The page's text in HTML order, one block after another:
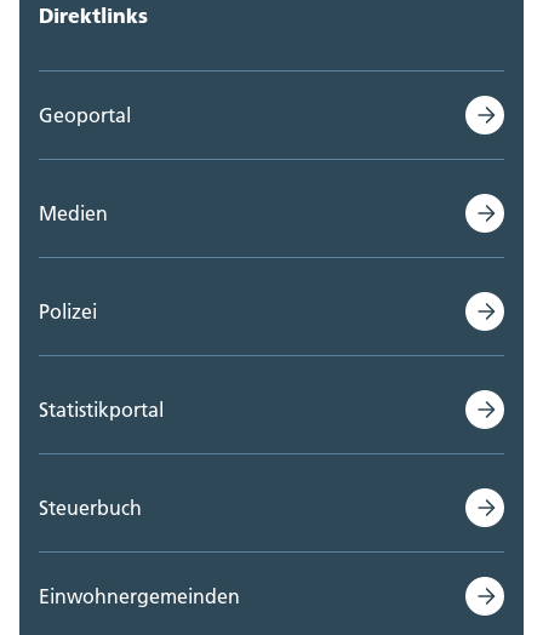
Direktlinks
Geoportal
Medien
Polizei
Statistikportal
Steuerbuch
Einwohnergemeinden